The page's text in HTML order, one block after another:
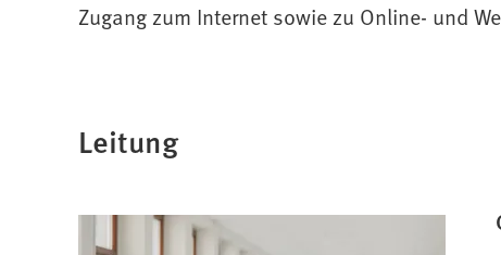
Zugang zum Internet sowie zu Online- und
Leitung